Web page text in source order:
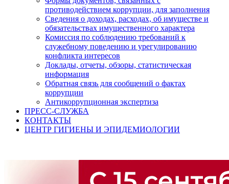
противодействием коррупции, для заполнения
Сведения о доходах, расходах, об имуществе и
обязательствах имущественного характера
Комиссия по соблюдению требований к
служебному поведению и урегулированию
конфликта интересов
Доклады, отчеты, обзоры, статистическая
информация
Обратная связь для сообщений о фактах
коррупции
Антикоррупционная экспертиза
ПРЕСС-СЛУЖБА
КОНТАКТЫ
ЦЕНТР ГИГИЕНЫ И ЭПИДЕМИОЛОГИИ